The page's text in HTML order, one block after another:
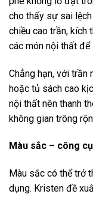
cho thấy sự sai
chiều cao trần, kích
các món nội thất
Chẳng hạn, với trần
hoặc tủ sách cao
nội thất nên thanh
không gian trông
Màu sắc – công
Màu sắc có thể trở
dụng. Kristen đề